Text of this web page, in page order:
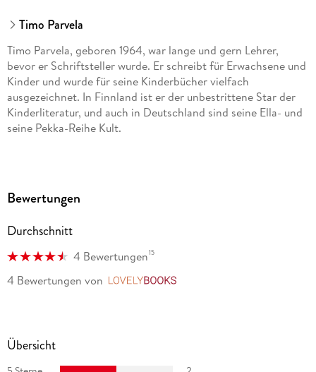
80337 München, Produktsicherheit,
produktsicherheit@dtv.de
Timo Parvela
Timo Parvela, geboren 1964, war lange und gern Lehrer,
bevor er Schriftsteller wurde. Er schreibt für Erwachsene und
Kinder und wurde für seine Kinderbücher vielfach
ausgezeichnet. In Finnland ist er der unbestrittene Star der
Kinderliteratur, und auch in Deutschland sind seine Ella- und
seine Pekka-Reihe Kult.
Bewertungen
Durchschnitt
4 Bewertungen15
4 Bewertungen von
Übersicht